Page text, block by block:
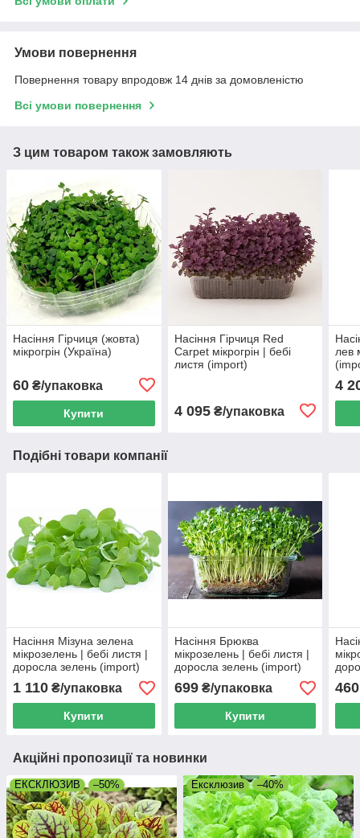
Умови повернення
Повернення товару впродовж 14 днів за домовленістю
Всі умови повернення
З цим товаром також замовляють
Насіння Гірчиця (жовта)
мікрогрін (Україна)
60 ₴/упаковка
Купити
Насіння Гірчиця Red
Carpet мікрогрін | бебі
листя (import)
4 095₴/упаковка
лев
4
Подібні товари компанії
Насіння Мізуна зелена
мікрозелень | бебі листя |
доросла зелень (import)
1 110 ₴/упаковка
Купити
Насіння Брюква
мікрозелень | бебі листя |
доросла зелень (import)
699₴/упаковка
Купити
460
Акційні пропозиції та новинки
ЕКСКЛЮЗИВ –50% Ексклюзив –40%